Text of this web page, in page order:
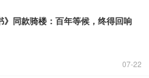
》同款骑楼：百年等候，终得回响
07-22